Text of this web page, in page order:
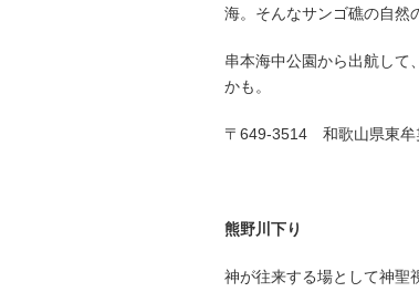
海。そんなサンゴ礁の自然
串本海中公園から出航して
かも。
〒649-3514 和歌山県東牟
熊野川下り
神が往来する場として神聖